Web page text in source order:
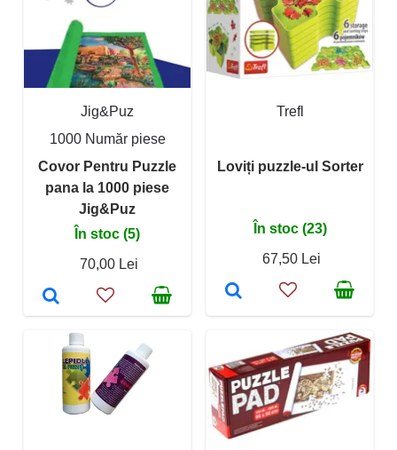
Jig&Puz
1000 Număr piese
Covor Pentru Puzzle
pana la 1000 piese
Jig&Puz
În stoc (5)
70,00 Lei
Trefl
Loviți puzzle-ul Sorter
În stoc (23)
67,50 Lei